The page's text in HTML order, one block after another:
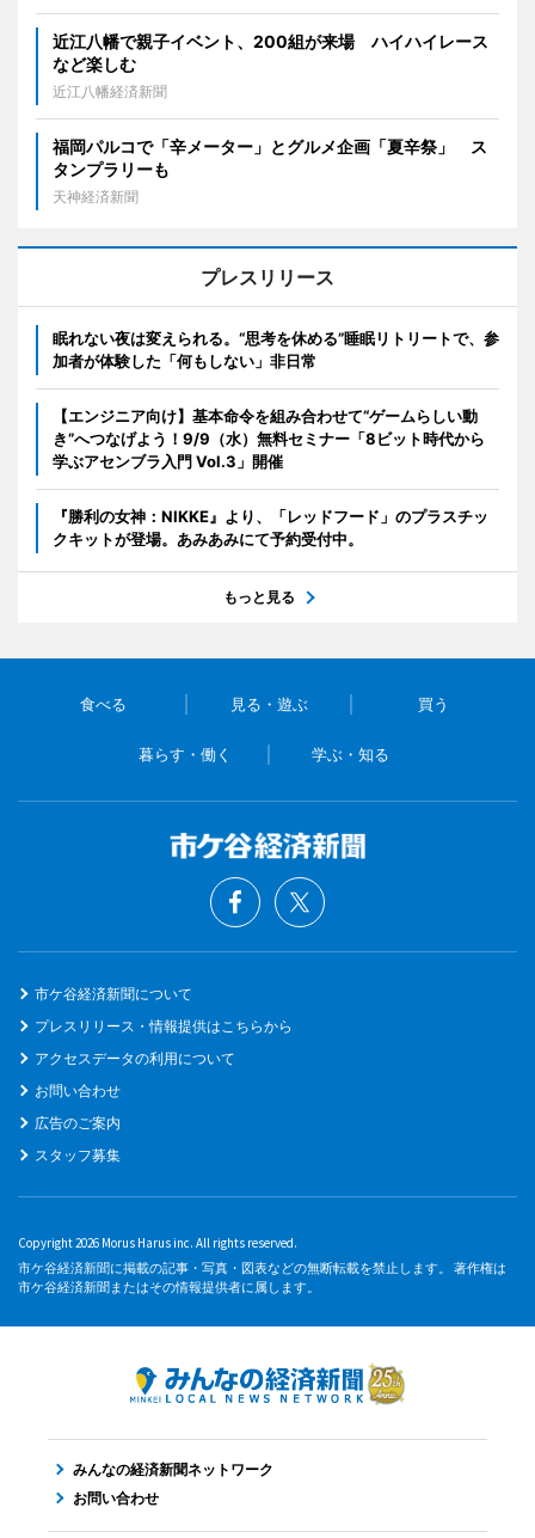
近江八幡で親子イベント、200組が来場 ハイハイレース
など楽しむ
近江八幡経済新聞
福岡パルコで「辛メーター」とグルメ企画「夏辛祭」 ス
タンプラリーも
天神経済新聞
プレスリリース
眠れない夜は変えられる。“思考を休める”睡眠リトリートで、参
加者が体験した「何もしない」非日常
【エンジニア向け】基本命令を組み合わせて“ゲームらしい動
き”へつなげよう！9/9（水）無料セミナー「8ビット時代から
学ぶアセンブラ入門 Vol.3」開催
『勝利の女神：NIKKE』より、「レッドフード」のプラスチッ
クキットが登場。あみあみにて予約受付中。
もっと見る
食べる 見る・遊ぶ 買う
暮らす・働く 学ぶ・知る
市ケ谷経済新聞について
プレスリリース・情報提供はこちらから
アクセスデータの利用について
お問い合わせ
広告のご案内
スタッフ募集
Copyright 2026 Morus Harus inc. All rights reserved.
市ケ谷経済新聞に掲載の記事・写真・図表などの無断転載を禁止します。 著作権は
市ケ谷経済新聞またはその情報提供者に属します。
みんなの経済新聞ネットワーク
お問い合わせ